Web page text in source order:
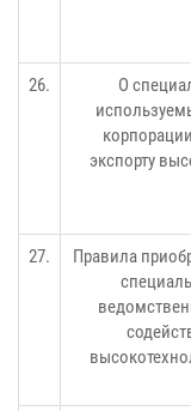
26.
О
экспорту
27.
Правила